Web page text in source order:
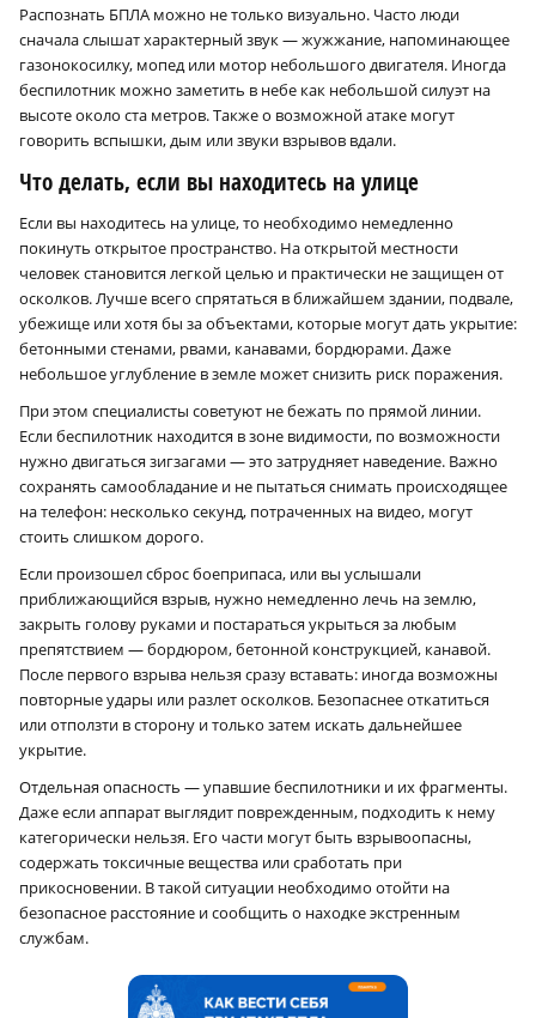
Распознать БПЛА можно не только визуально. Часто люди
сначала слышат характерный звук — жужжание, напоминающее
газонокосилку, мопед или мотор небольшого двигателя. Иногда
беспилотник можно заметить в небе как небольшой силуэт на
высоте около ста метров. Также о возможной атаке могут
говорить вспышки, дым или звуки взрывов вдали.
Что делать, если вы находитесь на улице
Если вы находитесь на улице, то необходимо немедленно
покинуть открытое пространство. На открытой местности
человек становится легкой целью и практически не защищен от
осколков. Лучше всего спрятаться в ближайшем здании, подвале,
убежище или хотя бы за объектами, которые могут дать укрытие:
бетонными стенами, рвами, канавами, бордюрами. Даже
небольшое углубление в земле может снизить риск поражения.
При этом специалисты советуют не бежать по прямой линии.
Если беспилотник находится в зоне видимости, по возможности
нужно двигаться зигзагами — это затрудняет наведение. Важно
сохранять самообладание и не пытаться снимать происходящее
на телефон: несколько секунд, потраченных на видео, могут
стоить слишком дорого.
Если произошел сброс боеприпаса, или вы услышали
приближающийся взрыв, нужно немедленно лечь на землю,
закрыть голову руками и постараться укрыться за любым
препятствием — бордюром, бетонной конструкцией, канавой.
После первого взрыва нельзя сразу вставать: иногда возможны
повторные удары или разлет осколков. Безопаснее откатиться
или отползти в сторону и только затем искать дальнейшее
укрытие.
Отдельная опасность — упавшие беспилотники и их фрагменты.
Даже если аппарат выглядит поврежденным, подходить к нему
категорически нельзя. Его части могут быть взрывоопасны,
содержать токсичные вещества или сработать при
прикосновении. В такой ситуации необходимо отойти на
безопасное расстояние и сообщить о находке экстренным
службам.